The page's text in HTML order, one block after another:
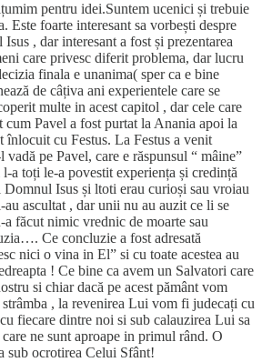
pentru idei.Suntem ucenici și trebuie
Este foarte interesant sa vorbești despre
, dar interesant a fost și prezentarea
care privesc diferit problema, dar lucru
finala e unanima( sper ca e bine
de câțiva ani experientele care se
multe in acest capitol , dar cele care
cum Pavel a fost purtat la Anania apoi la
cu Festus. La Festus a venit
vadă pe Pavel, care e răspunsul “ mâine”
a toți le-a povestit experiența și credință
Isus și ltoti erau curioși sau vroiau
ascultat , dar unii nu au auzit ce li se
a făcut nimic vrednic de moarte sau
Ce concluzie a fost adresată
nici o vina in El” si cu toate acestea au
! Ce bine ca avem un Salvatori care
si chiar dacă pe acest pământ vom
strâmba , la revenirea Lui vom fi judecați cu
fiecare dintre noi si sub calauzirea Lui sa
ne sunt aproape in primul rând. O
sub ocrotirea Celui Sfânt!